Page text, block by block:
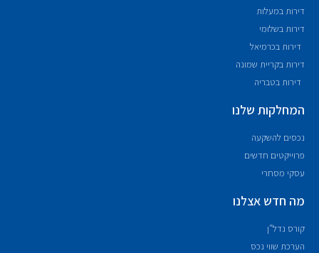
דירות במעלות
דירות בשלומי
דירות בכרמיאל
דירות בקריית שמונה
דירות בטבריה
המחלקות שלנו
נכסים להשקעה
פרוייקטים חדשים
עסקי מסחרי
מה חדש אצלנו
קורס נדל"ן
הערכת שווי נכס